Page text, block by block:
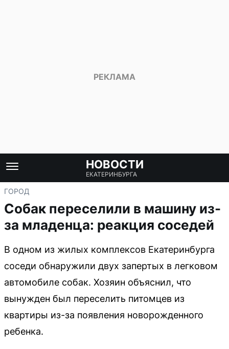
НОВОСТИ
ЕКАТЕРИНБУРГА
ГОРОД
Собак переселили в машину из-
за младенца: реакция соседей
В одном из жилых комплексов Екатеринбурга
соседи обнаружили двух запертых в легковом
автомобиле собак. Хозяин объяснил, что
вынужден был переселить питомцев из
квартиры из-за появления новорожденного
ребенка.